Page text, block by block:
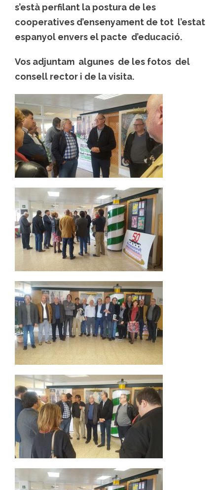
s’està perfilant la postura de les
cooperatives d’ensenyament de tot l’estat
espanyol envers el pacte d’educació.
Vos adjuntam algunes de les fotos del
consell rector i de la visita.